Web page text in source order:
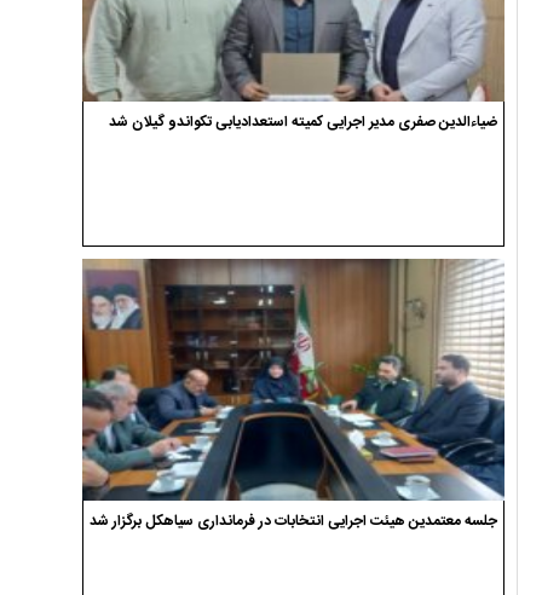
ضیاءالدین صفری مدیر اجرایی کمیته استعدادیابی تکواندو گیلان شد
جلسه معتمدین هیئت اجرایی انتخابات در فرمانداری سیاهکل برگزار شد